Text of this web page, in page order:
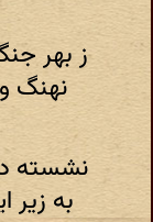
ز بهر
نهنگ
نشسته
به زیر